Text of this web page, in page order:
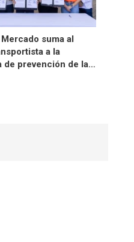
suma al
a la
de prevención de la…